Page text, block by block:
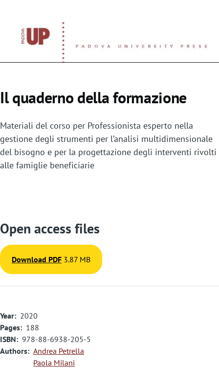
Il quaderno della formazione
Materiali del corso per Professionista esperto nella
gestione degli strumenti per l’analisi multidimensionale
del bisogno e per la progettazione degli interventi rivolti
alle famiglie beneficiarie
Open access files
Download PDF 3.87 MB
Year
2020
Pages
188
ISBN
978-88-6938-205-5
Authors Andrea Petrella
Paola Milani